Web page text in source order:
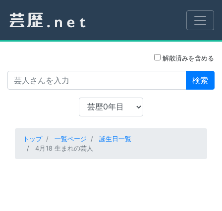
解散済みを含める
検索
トップ 一覧ページ
誕生日一覧
4月18 生まれの芸人